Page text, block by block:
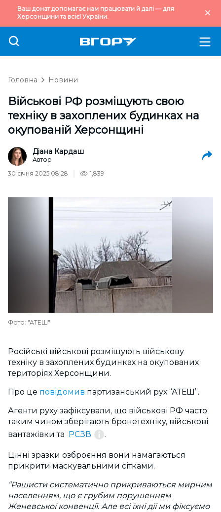
Ваш донат допомагає нам працювати й далі — для
Херсонщини та всієї України.
Головна Новини
Військові РФ розміщують свою
техніку в захоплених будинках на
окупованій Херсонщині
Діана Кардаш
Автор
30 січня 2025 08:28
1,839
Фото: "АТЕШ"
Російські військові розміщують військову
техніку в захоплених будинках на окупованих
територіях Херсонщини.
Про це повідомив партизанський рух “АТЕШ”.
Агенти руху зафіксували, що військові РФ часто
таким чином зберігають бронетехніку, військові
вантажівки та РСЗВ .
Цінні зразки озброєння вони намагаються
прикрити маскувальними сітками.
“Рашисти систематично прикриваються мирним
населенням, що є грубим порушенням
Женевської конвенції. Але всі їхні дії ми фіксуємо